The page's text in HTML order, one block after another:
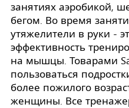
занятиях аэробикой,
бегом. Во время
утяжелители в руки -
эффективность
на мышцы. Товарами
пользоваться
более пожилого
женщины. Все